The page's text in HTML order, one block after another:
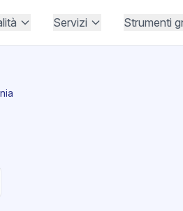
Servizi Strumenti